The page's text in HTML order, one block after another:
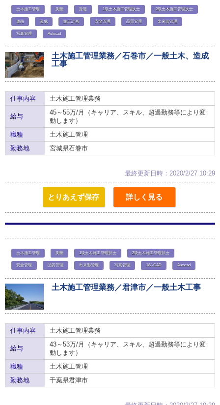
土木施工管理 測量 派遣 1級土木施工管理技士 2級土木施工管理技士
道路 造成 施工計画 安全管理 品質管理 出来形管理
写真管理 Autocad
土木施工管理業務／石巻市／一般土木、造成
工事
仕事内容 土木施工管理業務
給与
45～55万/月（キャリア、スキル、超過勤務等により変
動します）
職種
土木施工管理
勤務地
宮城県石巻市
最終更新日時：2020/2/27 10:29
とりあえず保存 詳しく見る
土木施工管理 測量 1級土木施工管理技士 2級土木施工管理技士
安全管理 品質管理 出来形管理 写真管理 JW-CAD Autocad
土木施工管理業務／君津市／一般土木工事
仕事内容 土木施工管理業務
給与
43～53万/月（キャリア、スキル、超過勤務等により変
動します）
職種
土木施工管理
勤務地
千葉県君津市